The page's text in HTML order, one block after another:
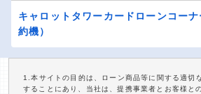
キャロットタワーカードローンコー
約機）
1.本サイトの目的は、ローン商品等に関する適切
することにあり、当社は、提携事業者とお客様と